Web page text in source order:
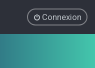
Connexion